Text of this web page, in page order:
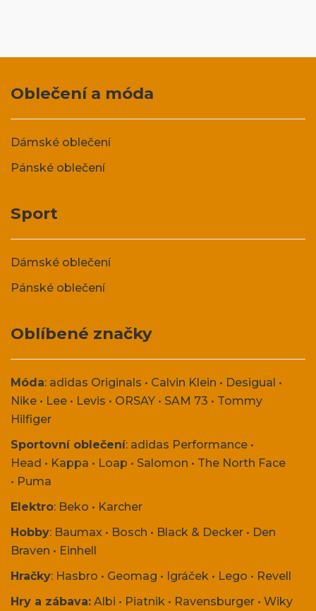
Oblečení a móda
Dámské oblečení
Pánské oblečení
Sport
Dámské oblečení
Pánské oblečení
Oblíbené značky
Móda: adidas Originals • Calvin Klein • Desigual •
Nike • Lee • Levis • ORSAY • SAM 73 • Tommy
Hilfiger
Sportovní oblečení: adidas Performance •
Head • Kappa • Loap • Salomon • The North Face
• Puma
Elektro: Beko • Karcher
Hobby: Baumax • Bosch • Black & Decker • Den
Braven • Einhell
Hračky: Hasbro • Geomag • Igráček • Lego • Revell
Hry a zábava: Albi • Piatnik • Ravensburger • Wiky